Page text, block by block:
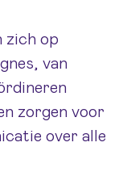
zich op
van
zorgen voor
over alle